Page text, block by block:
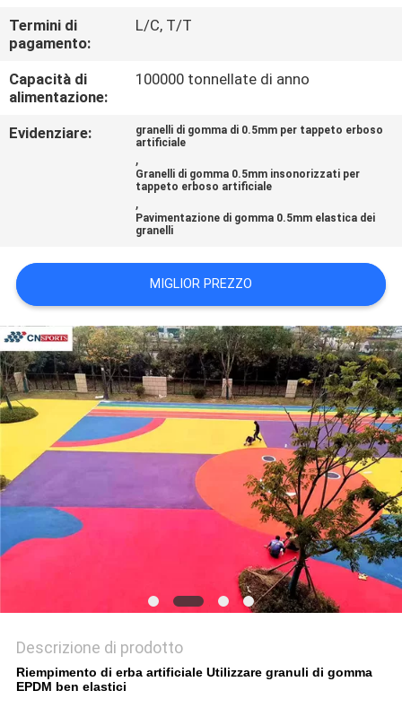
RICHIEDA
UNA
CITAZIONE
MAPPA
PRIVACY
POLICY
Termini di
pagamento:
L/C, T/T
Capacità di
alimentazione:
100000 tonnellate di anno
Evidenziare:
granelli di gomma di 0.5mm per tappeto erboso
artificiale
,
Granelli di gomma 0.5mm insonorizzati per
tappeto erboso artificiale
,
Pavimentazione di gomma 0.5mm elastica dei
granelli
MIGLIOR PREZZO
Descrizione di prodotto
Riempimento di erba artificiale Utilizzare granuli di gomma
EPDM ben elastici